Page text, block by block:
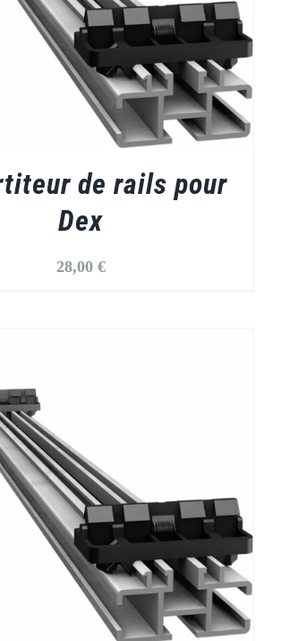
de rails pour
Dex
28,00 €